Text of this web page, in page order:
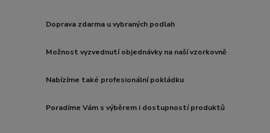
Doprava zdarma u vybraných podlah
Možnost vyzvednutí objednávky na naší vzorkovně
Nabízíme také profesionální pokládku
Poradíme Vám s výběrem i dostupností produktů